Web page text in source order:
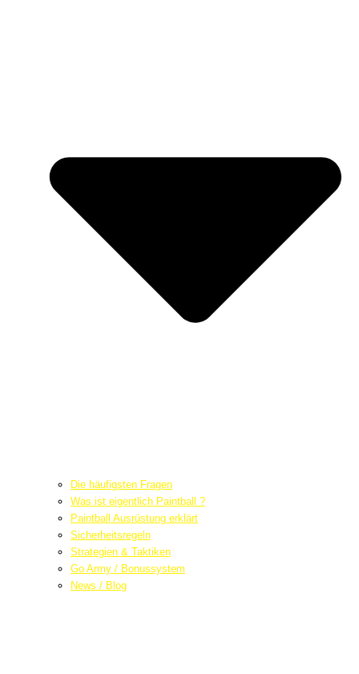
Die häufigsten Fragen
Was ist eigentlich Paintball ?
Paintball Ausrüstung erklärt
Sicherheitsregeln
Strategien & Taktiken
Go Army / Bonussystem
News / Blog